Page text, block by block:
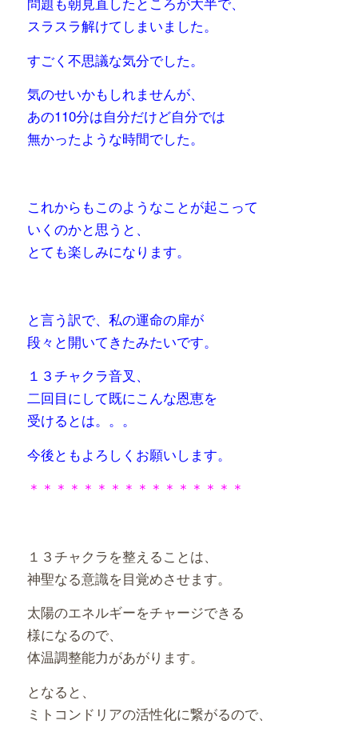
スラスラ解けてしまいました。
すごく不思議な気分でした。
気のせいかもしれませんが、
あの110分は自分だけど自分では
無かったような時間でした。
これからもこのようなことが起こって
いくのかと思うと、
とても楽しみになります。
と言う訳で、私の運命の扉が
段々と開いてきたみたいです。
１３チャクラ音叉、
二回目にして既にこんな恩恵を
受けるとは。。。
今後ともよろしくお願いします。
＊＊＊＊＊＊＊＊＊＊＊＊＊＊＊＊
１３チャクラを整えることは、
神聖なる意識を目覚めさせます。
太陽のエネルギーをチャージできる
様になるので、
体温調整能力があがります。
となると、
ミトコンドリアの活性化に繋がるので、